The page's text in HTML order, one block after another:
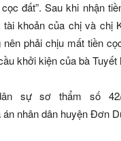
đất”. Sau khi nhận
khoản của chị và chị
nên phải chịu mất tiền
khởi kiện của bà Tuyết
sự sơ thẩm số 42/
án nhân dân huyện Đơn